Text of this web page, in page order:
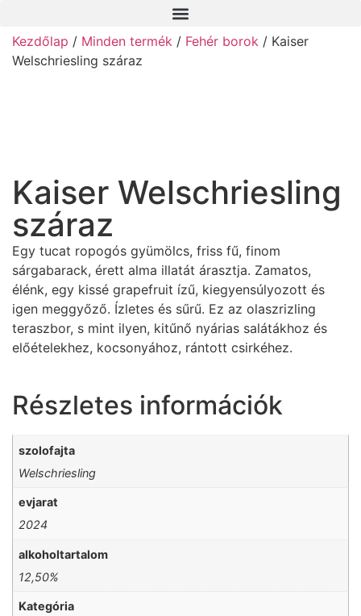
Kezdőlap / Minden termék / Fehér borok / Kaiser
Welschriesling száraz
Kaiser Welschriesling
száraz
Egy tucat ropogós gyümölcs, friss fű, finom
sárgabarack, érett alma illatát árasztja. Zamatos,
élénk, egy kissé grapefruit ízű, kiegyensúlyozott és
igen meggyőző. Ízletes és sűrű. Ez az olaszrizling
teraszbor, s mint ilyen, kitűnő nyárias salátákhoz és
előételekhez, kocsonyához, rántott csirkéhez.
Részletes információk
szolofajta
Welschriesling
evjarat
2024
alkoholtartalom
12,50%
Kategória